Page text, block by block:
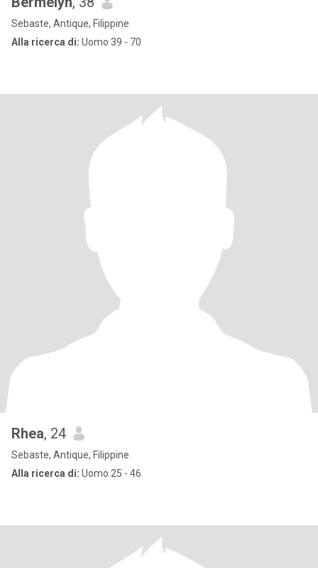
Sebaste, Antique, Filippine
Alla ricerca di: Uomo 39 - 70
Rhea, 24
Sebaste, Antique, Filippine
Alla ricerca di: Uomo 25 - 46